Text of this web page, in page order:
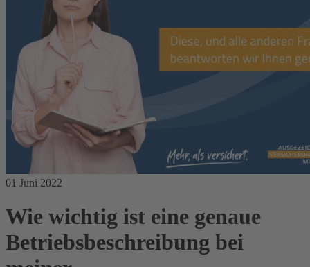
01 Juni 2022
Wie wichtig ist eine genaue
Betriebsbeschreibung bei